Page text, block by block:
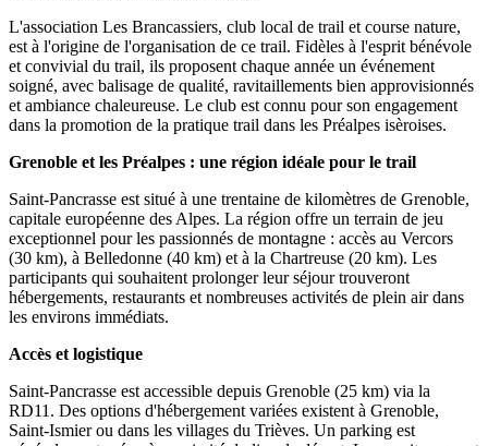
L'association Les Brancassiers, club local de trail et course nature,
est à l'origine de l'organisation de ce trail. Fidèles à l'esprit bénévole
et convivial du trail, ils proposent chaque année un événement
soigné, avec balisage de qualité, ravitaillements bien approvisionnés
et ambiance chaleureuse. Le club est connu pour son engagement
dans la promotion de la pratique trail dans les Préalpes isèroises.
Grenoble et les Préalpes : une région idéale pour le trail
Saint-Pancrasse est situé à une trentaine de kilomètres de Grenoble,
capitale européenne des Alpes. La région offre un terrain de jeu
exceptionnel pour les passionnés de montagne : accès au Vercors
(30 km), à Belledonne (40 km) et à la Chartreuse (20 km). Les
participants qui souhaitent prolonger leur séjour trouveront
hébergements, restaurants et nombreuses activités de plein air dans
les environs immédiats.
Accès et logistique
Saint-Pancrasse est accessible depuis Grenoble (25 km) via la
RD11. Des options d'hébergement variées existent à Grenoble,
Saint-Ismier ou dans les villages du Trièves. Un parking est